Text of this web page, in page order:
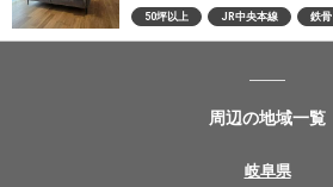
50坪以上 JR中央本線 鉄骨
周辺の地域一覧
岐阜県